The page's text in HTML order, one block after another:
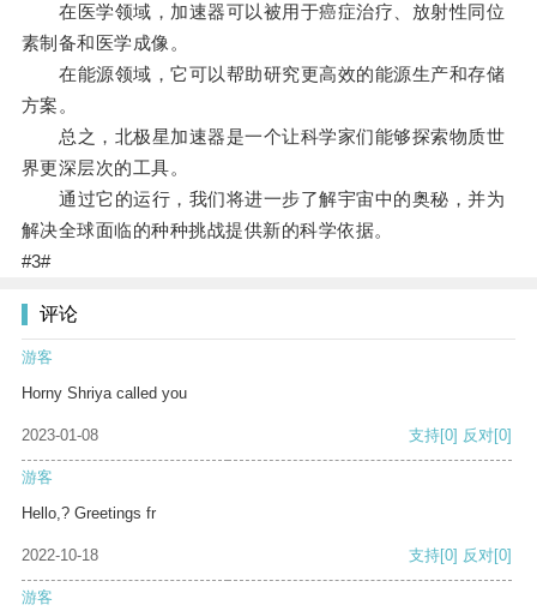
在医学领域，加速器可以被用于癌症治疗、放射性同位
素制备和医学成像。
在能源领域，它可以帮助研究更高效的能源生产和存储
方案。
总之，北极星加速器是一个让科学家们能够探索物质世
界更深层次的工具。
通过它的运行，我们将进一步了解宇宙中的奥秘，并为
解决全球面临的种种挑战提供新的科学依据。
#3#
评论
游客
Horny Shriya called you
2023-01-08 支持[0] 反对[0]
游客
Hello,? Greetings fr
2022-10-18 支持[0] 反对[0]
游客